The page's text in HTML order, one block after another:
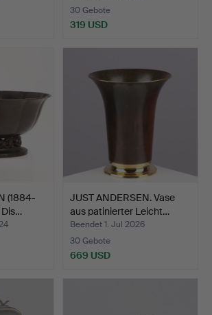
30 Gebote
319 USD
(1884-
Dis…
JUST ANDERSEN. Vase
aus patinierter Leicht…
Beendet 1. Jul 2026
30 Gebote
669 USD